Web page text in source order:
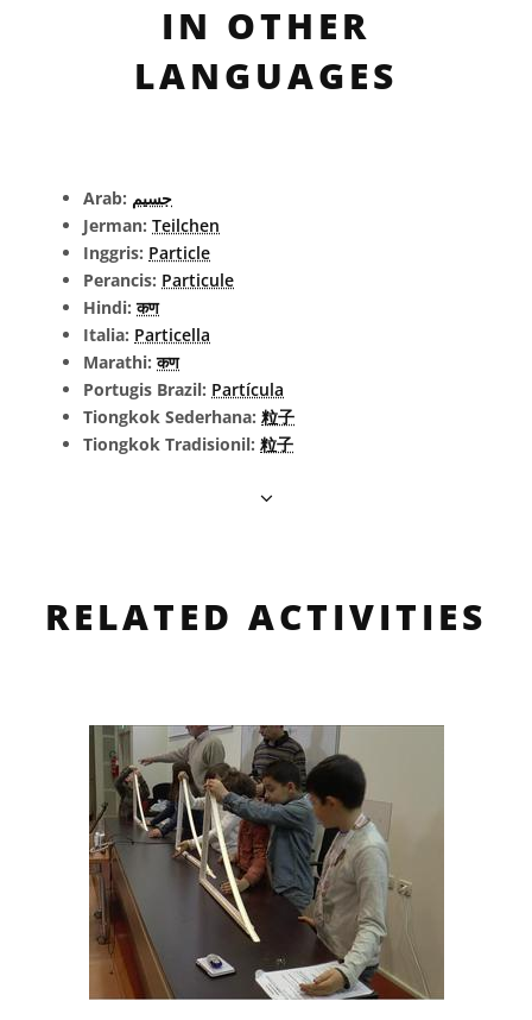
IN OTHER
LANGUAGES
Arab: جسيم
Jerman: Teilchen
Inggris: Particle
Perancis: Particule
Hindi:कण
Italia: Particella
Marathi:कण
Portugis Brazil: Partícula
Tiongkok Sederhana: 粒子
Tiongkok Tradisionil: 粒子
RELATED ACTIVITIES